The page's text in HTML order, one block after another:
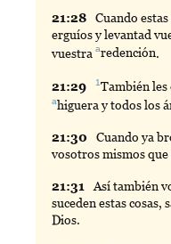
21:28 Cuando
erguíos y levantad
vuestraaredención
21:29 1Tambiénles
ahigueray todos los
21:30 Cuandoya
vosotros mismos que
21:31 Asítambién
suceden estas cosas,
Dios.